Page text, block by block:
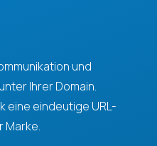
und
Ihrer Domain.
eine eindeutige URL-
Marke.